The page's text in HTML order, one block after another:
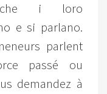
i loro
e si parlano.
parlent
passé ou
demandez à